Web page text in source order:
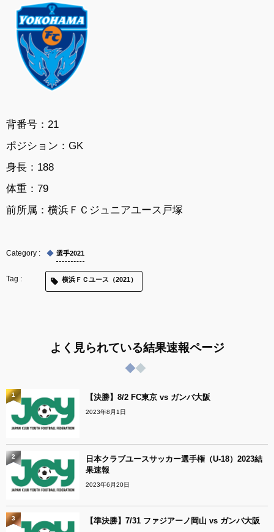
背番号：21
ポジション：GK
身長：188
体重：79
前所属：横浜ＦＣジュニアユース戸塚
選手2021
横浜ＦＣユース（2021）
よく見られている結果速報ページ
【決勝】8/2 FC東京 vs ガンバ大阪
2023年8月1日
1
日本クラブユースサッカー選手権（U-18）2023結
果速報
2023年6月20日
2
【準決勝】7/31 ファジアーノ岡山 vs ガンバ大阪
3